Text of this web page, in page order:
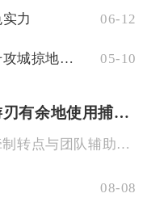
力 06-12
关羽应该使用哪种套装来提升攻城掠地的能力 05-10
第五人格怎样才能游刃有余地使用捕虫人
熟练掌握虫群操控、牵制转点与团队辅助技巧，是捕虫人在对局中游...
08-08